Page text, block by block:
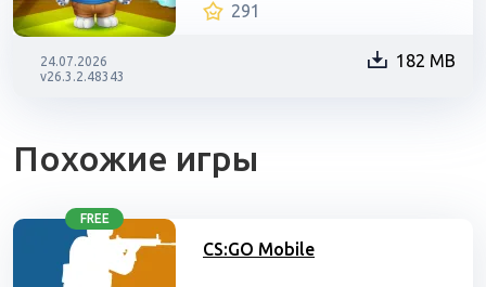
291
24.07.2026
v26.3.2.48343
182 MB
Похожие игры
FREE
CS:GO Mobile